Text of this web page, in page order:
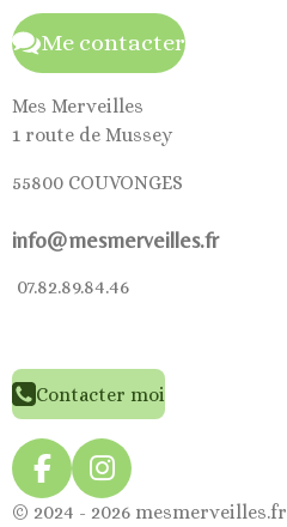
Me contacter
Mes Merveilles
1 route de Mussey
55800 COUVONGES
info@mesmerveilles.fr
07.82.89.84.46
Contacter moi
F
a
I
n
© 2024 - 2026 mesmerveilles.fr